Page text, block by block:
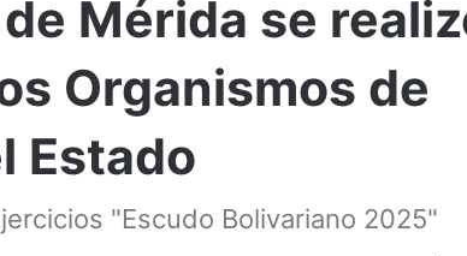
Mérida se
Organismos de
Estado
"Escudo Bolivariano 2025"